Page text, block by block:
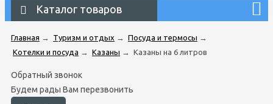
Каталог товаров
Главная → Туризм и отдых → Посуда и термосы →
Котелки и посуда → Казаны → Казаны на 6 литров
Обратный звонок
Будем рады Вам перезвонить